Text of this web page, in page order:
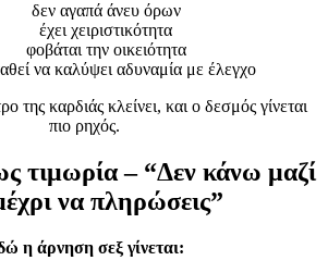
δεν αγαπά άνευ όρων
έχει χειριστικότητα
φοβάται την οικειότητα
να καλύψει αδυναμία με έλεγχο
της καρδιάς κλείνει, και ο δεσμός γίνεται
πιο ρηχός.
τιμωρία – “Δεν κάνω μαζί
να πληρώσεις”
η άρνηση σεξ γίνεται: